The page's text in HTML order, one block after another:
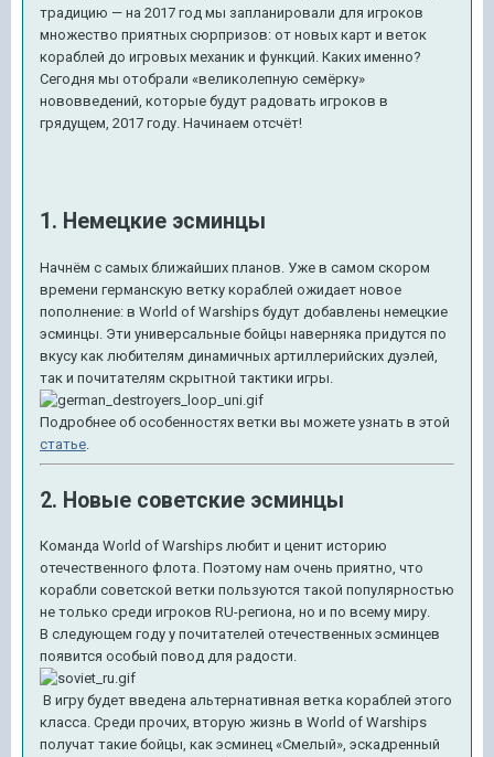
традицию — на 2017 год мы запланировали для игроков
множество приятных сюрпризов: от новых карт и веток
кораблей до игровых механик и функций. Каких именно?
Сегодня мы отобрали «великолепную семёрку»
нововведений, которые будут радовать игроков в
грядущем, 2017 году. Начинаем отсчёт!
1. Немецкие эсминцы
Начнём с самых ближайших планов. Уже в самом скором
времени германскую ветку кораблей ожидает новое
пополнение: в World of Warships будут добавлены немецкие
эсминцы. Эти универсальные бойцы наверняка придутся по
вкусу как любителям динамичных артиллерийских дуэлей,
так и почитателям скрытной тактики игры.
Подробнее об особенностях ветки вы можете узнать в этой
статье.
2. Новые советские эсминцы
Команда World of Warships любит и ценит историю
отечественного флота. Поэтому нам очень приятно, что
корабли советской ветки пользуются такой популярностью
не только среди игроков RU-региона, но и по всему миру.
В следующем году у почитателей отечественных эсминцев
появится особый повод для радости.
В игру будет введена альтернативная ветка кораблей этого
класса. Среди прочих, вторую жизнь в World of Warships
получат такие бойцы, как эсминец «Смелый», эскадренный